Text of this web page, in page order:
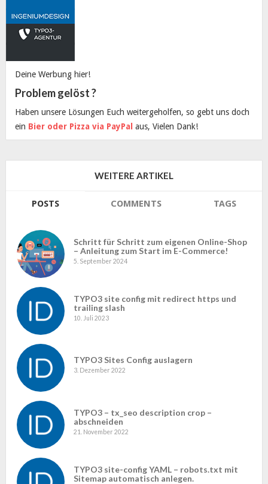
Deine Werbung hier!
Problem gelöst ?
Haben unsere Lösungen Euch weitergeholfen, so gebt uns doch
ein Bier oder Pizza via PayPal aus, Vielen Dank!
WEITERE ARTIKEL
POSTS COMMENTS TAGS
Schritt für Schritt zum eigenen Online-Shop
– Anleitung zum Start im E-Commerce!
5. September 2024
TYPO3 site config mit redirect https und
trailing slash
10. Juli 2023
TYPO3 Sites Config auslagern
3. Dezember 2022
TYPO3 – tx_seo description crop –
abschneiden
21. November 2022
TYPO3 site-config YAML – robots.txt mit
Sitemap automatisch anlegen.